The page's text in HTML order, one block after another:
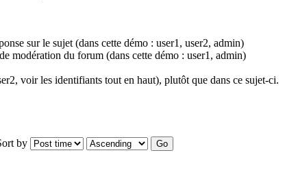
sur le sujet (dans cette démo : user1, user2, admin)
modération du forum (dans cette démo : user1, admin)
voir les identifiants tout en haut), plutôt que dans ce sujet-ci.
by